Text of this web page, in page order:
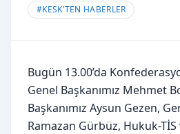
#KESK'TEN HABERLER
Bugün 13.00’da
Genel Başkanımız Mehmet
Başkanımız Aysun Gezen,
Ramazan Gürbüz, Hukuk-TİS